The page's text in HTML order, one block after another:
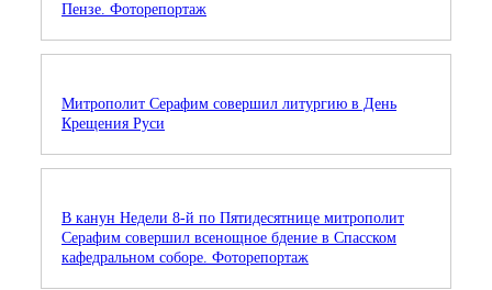
Пензе. Фоторепортаж
Митрополит Серафим совершил литургию в День
Крещения Руси
В канун Недели 8-й по Пятидесятнице митрополит
Серафим совершил всенощное бдение в Спасском
кафедральном соборе. Фоторепортаж